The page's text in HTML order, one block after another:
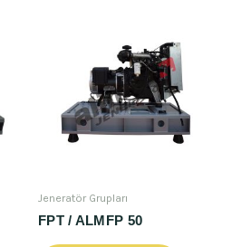
Jeneratör Grupları
FPT / ALMFP 50